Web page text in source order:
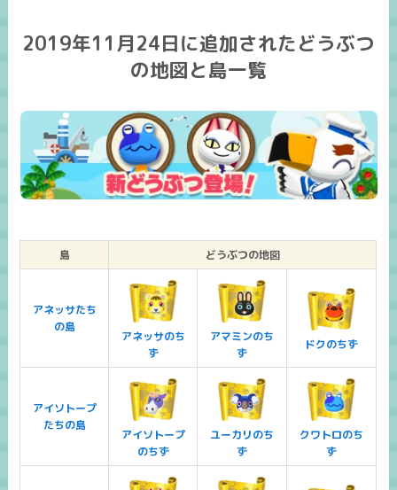
2019年11月24日に追加されたどうぶつ
の地図と島一覧
島 どうぶつの地図
アネッサたち
の島
アネッサのち
ず
アマミンのち
ず
ドクのちず
アイソトープ
たちの島
アイソトープ
のちず
ユーカリのち
ず
クワトロのち
ず